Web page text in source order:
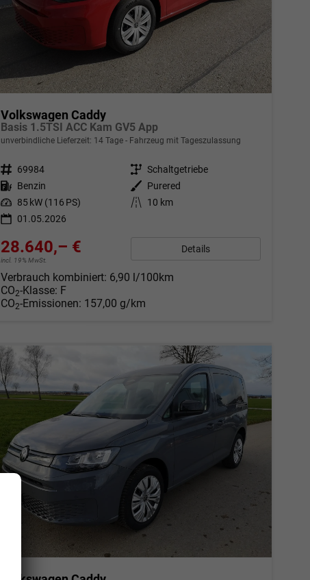
Volkswagen Caddy
Basis 1.5TSI ACC Kam GV5 App
unverbindliche Lieferzeit: 14 Tage Fahrzeug mit Tageszulassung
Fahrzeugnr. 69984 Getriebe Schaltgetriebe
Kraftstoff Benzin Außenfarbe
Purered
Leistung 85 kW (116 PS) Kilometerstand
10 km
01.05.2026
28.640,– €
incl. 19% MwSt.
Details
Verbrauch kombiniert: 6,90 l/100km
CO2-Klasse: F
CO2-Emissionen: 157,00 g/km